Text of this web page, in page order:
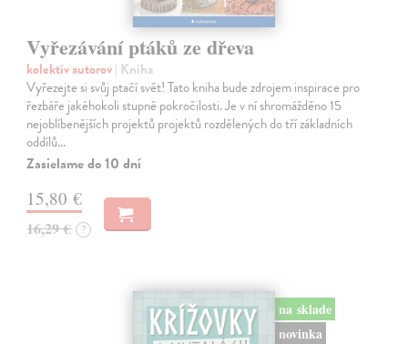
Vyřezávání ptáků ze dřeva
kolektív autorov| Kniha
Vyřezejte si svůj ptačí svět! Tato kniha bude zdrojem inspirace pro
řezbáře jakéhokoli stupně pokročilosti. Je v ní shromážděno 15
nejoblíbenějších projektů projektů rozdělených do tří základních
oddílů…
Zasielame do 10 dní
15,80 €
16,29 € ?
na sklade
novinka